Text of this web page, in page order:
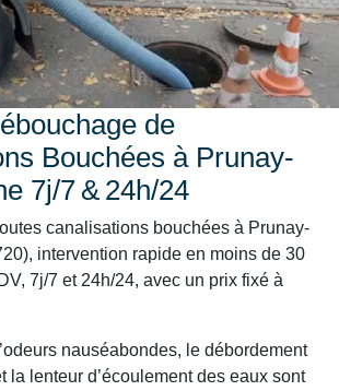
de
Bouchées à Prunay-
7j/7 & 24h/24
canalisations bouchées à Prunay-
intervention rapide en moins de 30
7j/7 et 24h/24, avec un prix fixé à
nauséabondes, le débordement
la lenteur d’écoulement des eaux sont